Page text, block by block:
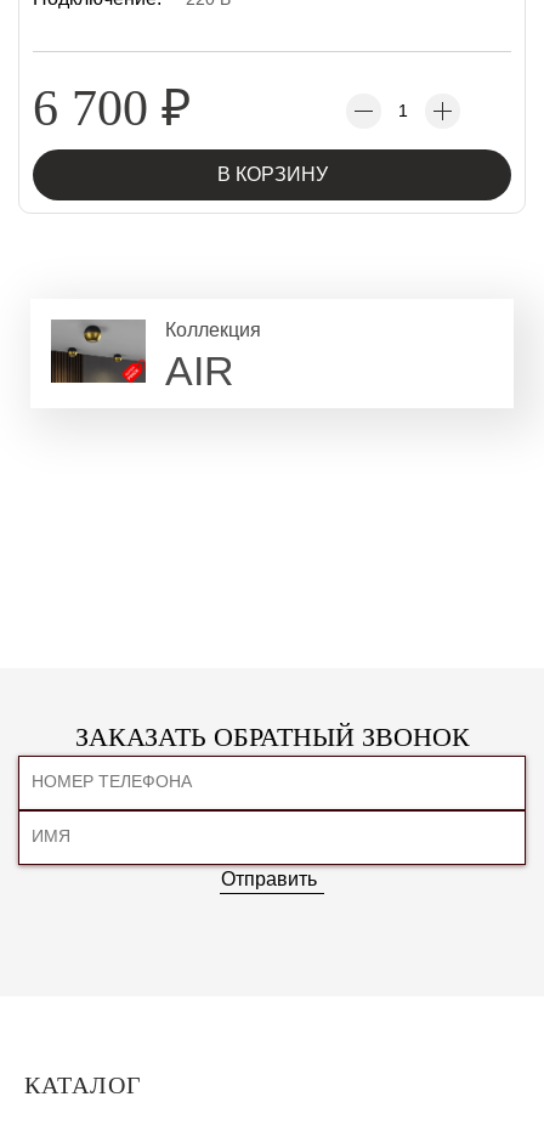
6 700 ₽
В КОРЗИНУ
Коллекция
AIR
ЗАКАЗАТЬ ОБРАТНЫЙ ЗВОНОК
Отправить
КАТАЛОГ